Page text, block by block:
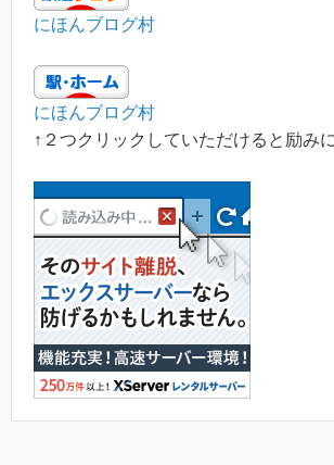
にほんブログ村
にほんブログ村
↑２つクリックしていただけると励み